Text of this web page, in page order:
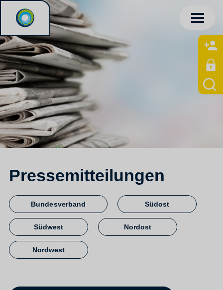
Pressemitteilungen
Bundesverband Südost
Südwest Nordost
Nordwest